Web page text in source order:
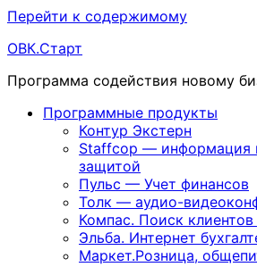
Перейти к содержимому
ОВК.Старт
Программа содействия новому
Программные продукты
Контур Экстерн
Staffcop — информация
защитой
Пульс — Учет финансов
Толк — аудио-
Компас. Поиск клиентов
Эльба. Интернет
Маркет.Розница,